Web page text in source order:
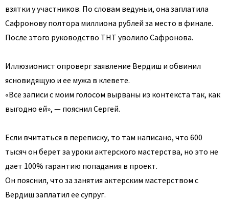
взятки у участников. По словам ведуньи, она заплатила
Сафронову полтора миллиона рублей за место в финале.
После этого руководство ТНТ уволило Сафронова.
Иллюзионист опроверг заявление Вердиш и обвинил
ясновидящую и ее мужа в клевете.
«Все записи с моим голосом вырваны из контекста так, как
выгодно ей», — пояснил Сергей.
Если вчитаться в переписку, то там написано, что 600
тысяч он берет за уроки актерского мастерства, но это не
дает 100% гарантию попадания в проект.
Он пояснил, что за занятия актерским мастерством с
Вердиш заплатил ее супруг.